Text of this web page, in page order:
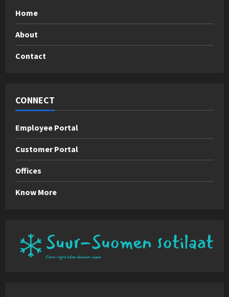
Home
About
Contact
CONNECT
Employee Portal
Customer Portal
Offices
Know More